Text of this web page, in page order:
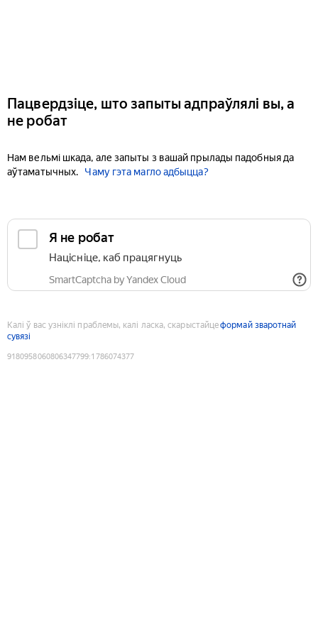
Пацвердзіце, што запыты адпраўлялі вы, а
не робат
Нам вельмі шкада, але запыты з вашай прылады падобныя да
аўтаматычных.
Чаму гэта магло адбыцца?
Я не робат
Націсніце, каб працягнуць
SmartCaptcha by Yandex Cloud
Калі ў вас узніклі праблемы, калі ласка, скарыстайцеформай зваротнай
сувязі
9180958060806347799:1786074377